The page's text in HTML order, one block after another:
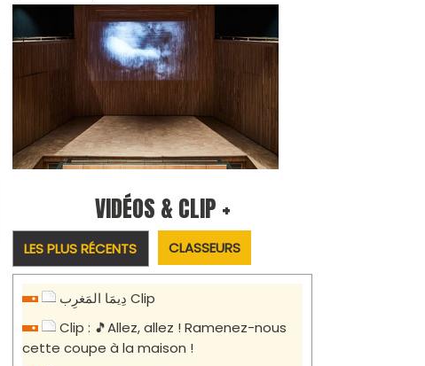
VIDÉOS & CLIP +
LES PLUS RÉCENTS CLASSEURS
دِيمَا المَغرِب Clip
Clip : 🎵Allez, allez ! Ramenez-nous
cette coupe à la maison !